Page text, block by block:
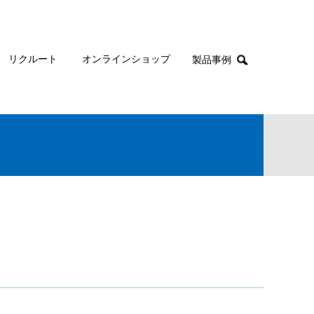
リクルート オンラインショップ 製品事例